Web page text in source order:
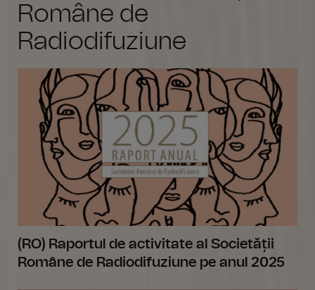
Române de
Radiodifuziune
(RO) Raportul de activitate al Societății
Române de Radiodifuziune pe anul 2025